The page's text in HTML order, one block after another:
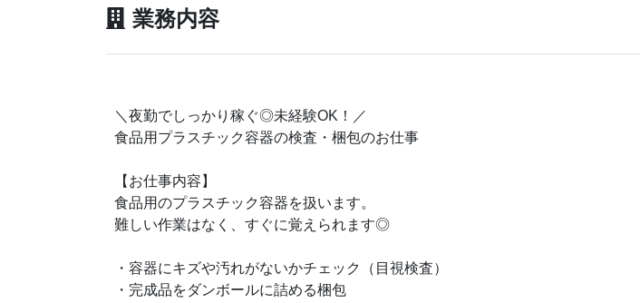
業務内容
＼夜勤でしっかり稼ぐ◎未経験OK！／
食品用プラスチック容器の検査・梱包のお仕事
【お仕事内容】
食品用のプラスチック容器を扱います。
難しい作業はなく、すぐに覚えられます◎
・容器にキズや汚れがないかチェック（目視検査）
・完成品をダンボールに詰める梱包